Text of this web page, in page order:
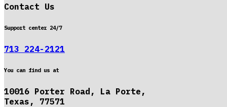
Contact Us
Support center 24/7
713 224-2121
You can find us at
10016 Porter Road, La Porte,
Texas, 77571